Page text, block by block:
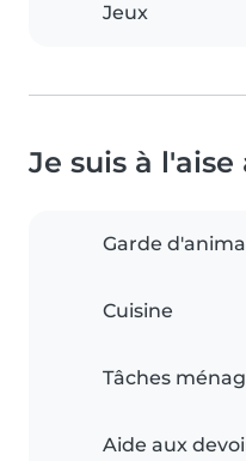
Jeux
Je suis à l'aise
Garde
Cuisine
Tâches
Aide aux